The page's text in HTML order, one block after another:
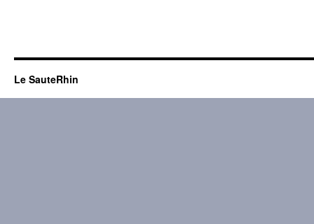
Le SauteRhin